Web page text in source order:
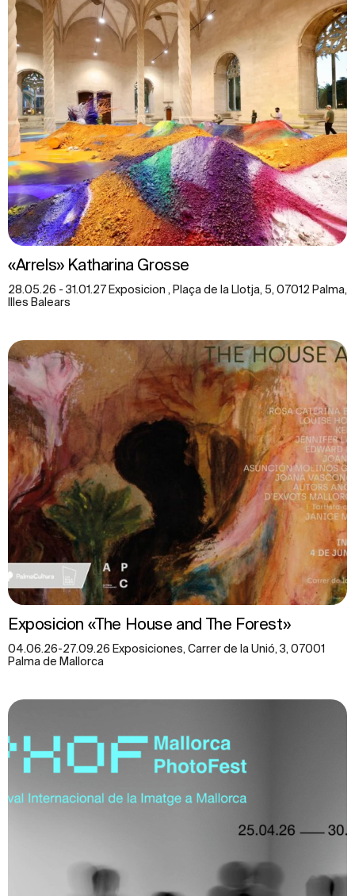
«Arrels» Katharina Grosse
28.05.26 - 31.01.27 Exposicion , Plaça de la Llotja, 5, 07012 Palma,
Illes Balears
Exposicion «The House and The Forest»
04.06.26-27.09.26 Exposiciones, Carrer de la Unió, 3, 07001
Palma de Mallorca